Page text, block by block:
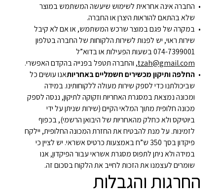
החברה אינה אחראית לשימוש שיעשה המשתמש במוצר
שלא בהתאם להוראות היצרן או החברה.
במקרה של פגם במוצר שרכש המשתמש, או אם לא קיבל
שירות ראוי, יש לפנות לשירות הלקוחות של החברה בטלפון
074-7399001 בשעות הפעילות או בדוא”ל
tzah@gmail.com, והחברה תטפל בפנייה בהקדם האפשרי.
החלפה ותיקון מכשירים חשמליים באחריותאנו עושים כל
שביכולתנו כדי לספק שירות מעולה ללקוחותינו. במידה
ומכונה נמצאת במסגרת האחריות וזקוקה לתיקון, ננסה לספק
מכונה חלופית מתוך המלאי הקיים (שירות שניתן על ידי
ביוטיקס ולא כחלק מהאחריות של היבואן הרשמי), בכפוף
לזמינות. על מנת להבטיח את החזרת המכונה החלופית, יילקח
פיקדון בסך 350 ש”ח באמצעות כרטיס אשראי. יש לציין כי
במידה ולא ניתן לתפוס מסגרת אשראי עבור הפיקדון, אנו
שומרים לעצמנו את הזכות לחייב את הלקוח בסכום זה.
החרגות והגבלות